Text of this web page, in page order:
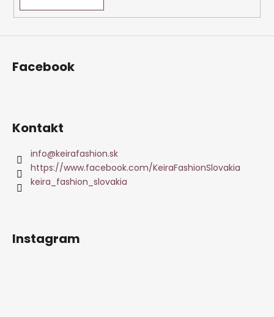
Facebook
Kontakt
info@keirafashion.sk
https://www.facebook.com/KeiraFashionSlovakia
keira_fashion_slovakia
Instagram